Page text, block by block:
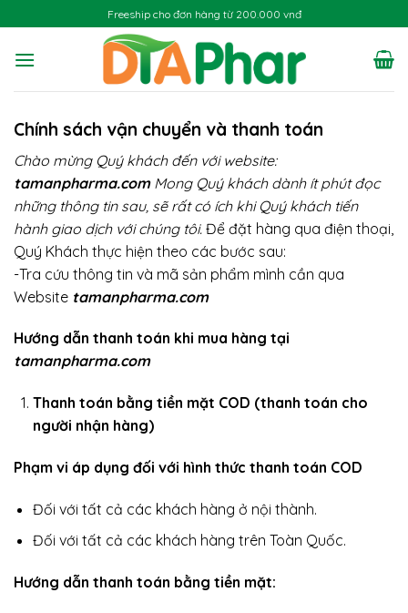
đến
nội
Freeship cho đơn hàng từ 200.000 vnđ
Chính sách vận chuyển và thanh toán
Chào mừng Quý khách đến với website:
tamanpharma.comMong Quý khách dành ít phút đọc
những thông tin sau, sẽ rất có ích khi Quý khách tiến
hành giao dịch với chúng tôi. Để đặt hàng qua điện thoại,
Quý Khách thực hiện theo các bước sau:
-Tra cứu thông tin và mã sản phẩm mình cần qua
Website tamanpharma.com
Hướng dẫn thanh toán khi mua hàng tại
tamanpharma.com
Thanh toán bằng tiền mặt COD (thanh toán cho
người nhận hàng)
Phạm vi áp dụng đối với hình thức thanh toán COD
Đối với tất cả các khách hàng ở nội thành.
Đối với tất cả các khách hàng trên Toàn Quốc.
Hướng dẫn thanh toán bằng tiền mặt: